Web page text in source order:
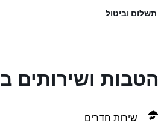
תשלום וביטול
הטבות ושירותים בParagon Hotel Apartments
שירות חדרים